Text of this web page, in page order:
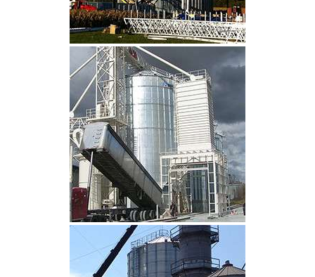
CLIQUEZ POUR AGRANDIR
CLIQUEZ POUR AGRANDIR